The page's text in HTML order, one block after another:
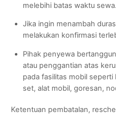
melebihi batas waktu sewa.
Jika ingin menambah
melakukan konfirmasi
Pihak penyewa
atau penggantian atas
pada fasilitas mobil seperti
set, alat mobil, goresan,
Ketentuan pembatalan,